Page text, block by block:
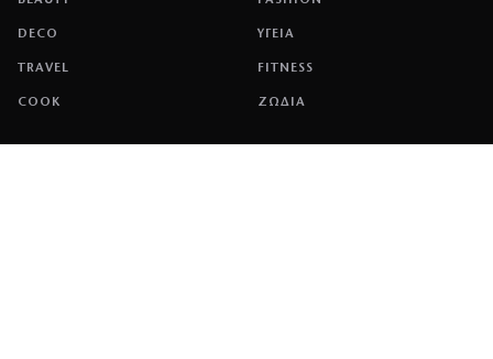
DECO ΥΓΕΙΑ
TRAVEL FITNESS
COOK ΖΩΔΙΑ